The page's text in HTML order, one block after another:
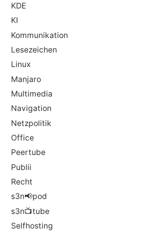
KDE
KI
Kommunikation
Lesezeichen
Linux
Manjaro
Multimedia
Navigation
Netzpolitik
Office
Peertube
Publii
Recht
s3n📢pod
s3n📺tube
Selfhosting